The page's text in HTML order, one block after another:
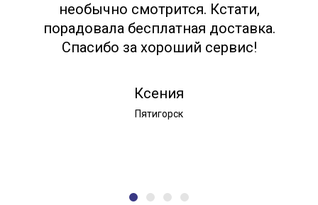
необычно смотрится. Кстати,
порадовала бесплатная доставка.
Спасибо за хороший сервис!
Ксения
Пятигорск